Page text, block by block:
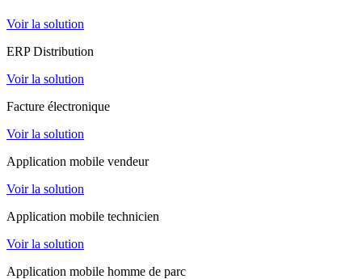
Voir la solution
ERP Distribution
Voir la solution
Facture électronique
Voir la solution
Application mobile vendeur
Voir la solution
Application mobile technicien
Voir la solution
Application mobile homme de parc